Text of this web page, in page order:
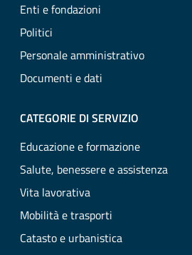
Enti e fondazioni
Politici
Personale amministrativo
Documenti e dati
CATEGORIE DI SERVIZIO
Educazione e formazione
Salute, benessere e assistenza
Vita lavorativa
Mobilità e trasporti
Catasto e urbanistica